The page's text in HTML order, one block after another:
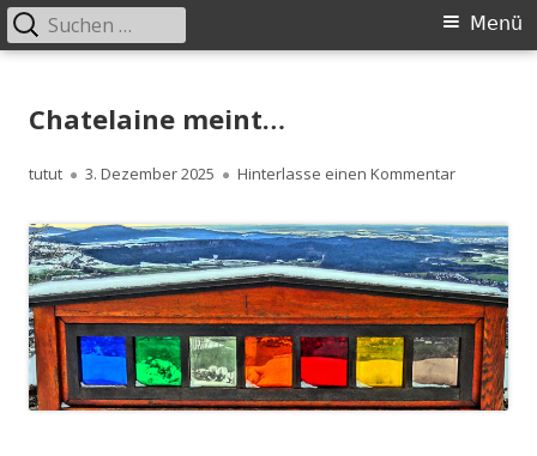
zum
Primäres
Menü
Suchen
nach:
Chatelaine meint…
Autor
tutut
Veröffentlicht
3. Dezember 2025 Hinterlasse einen Kommentarzu